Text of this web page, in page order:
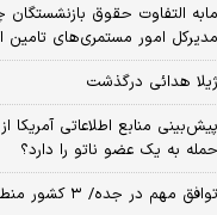
مابه التفاوت حقوق
مدیرکل امور مستمری‌های تامین
ژیلا هدائی درگذشت
پیش‌بینی منابع اطلاعاتی
حمله به یک عضو ناتو را دارد؟
توافق مهم در جده/ ۳ کشور منطقه توافقنامه نظامی امضا می‌کنند